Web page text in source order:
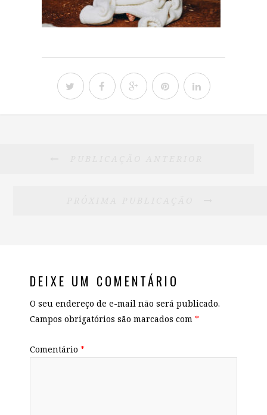
DEIXE UM COMENTÁRIO
O seu endereço de e-mail não será publicado.
Campos obrigatórios são marcados com *
Comentário *